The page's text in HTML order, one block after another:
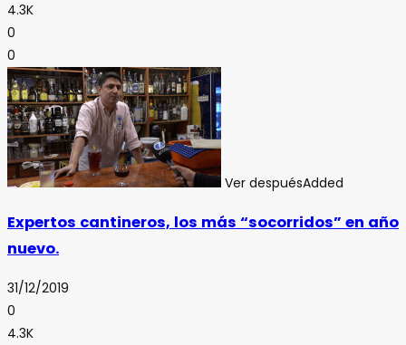
4.3K
0
0
Ver despuésAdded
Expertos cantineros, los más “socorridos” en año
nuevo.
31/12/2019
0
4.3K